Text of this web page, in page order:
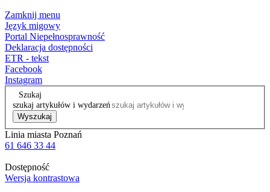
Zamknij menu
Język migowy
Portal Niepełnosprawność
Deklaracja dostępności
ETR - tekst
Facebook
Instagram
Szukaj
szukaj artykułów i wydarzeń
Wyszukaj
Linia miasta Poznań
61 646 33 44
Dostępność
Wersja kontrastowa